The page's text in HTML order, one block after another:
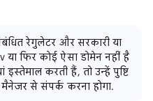
रेगुलेटर और सरकारी या
फिर कोई ऐसा डोमेन नहीं है
करती हैं, तो उन्हें पुष्टि
से संपर्क करना होगा.